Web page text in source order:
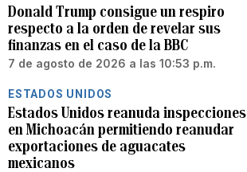
Donald Trump consigue un respiro
respecto a la orden de revelar sus
finanzas en el caso de la BBC
7 de agosto de 2026 a las 10:53 p.m.
ESTADOS UNIDOS
Estados Unidos reanuda inspecciones
en Michoacán permitiendo reanudar
exportaciones de aguacates
mexicanos